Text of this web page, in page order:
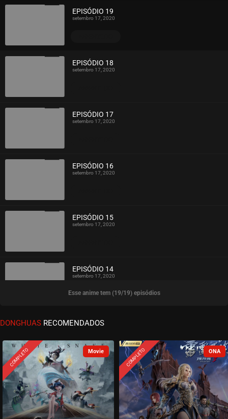
EPISÓDIO 19
setembro 17, 2020
EPISÓDIO 18
setembro 17, 2020
EPISÓDIO 17
setembro 17, 2020
EPISÓDIO 16
setembro 17, 2020
EPISÓDIO 15
setembro 17, 2020
ASSISTIDO
EPISÓDIO 14
setembro 17, 2020
ASSISTIDO
EPISÓDIO 13
ASSISTIDO
EPISÓDIO 12
setembro 17, 2020
Esse anime tem (19/19) episódios
DONGHUAS RECOMENDADOS
COMPLETO COMPLETO